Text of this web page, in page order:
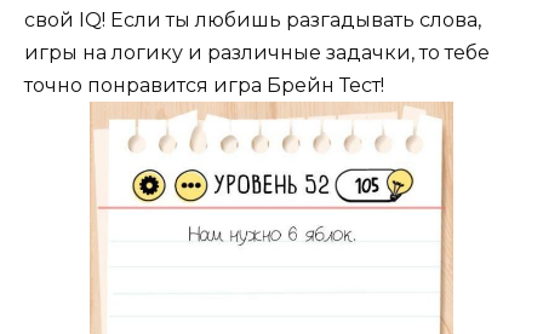
свой IQ! Если ты любишь разгадывать слова,
игры на логику и различные задачки, то тебе
точно понравится игра Брейн Тест!